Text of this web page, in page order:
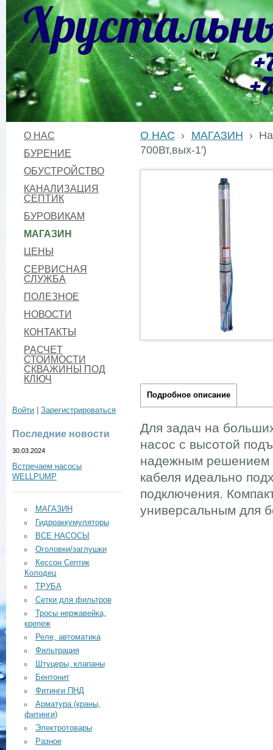
О НАС
БУРЕНИЕ
ОБУСТРОЙСТВО
КАНАЛИЗАЦИЯ
СЕПТИК
БУРОВИКАМ
МАГАЗИН
ЦЕНЫ
СЕРВИСНАЯ
СЛУЖБА
ПОЛЕЗНОЕ
НОВОСТИ
КОНТАКТЫ
РАСЧЕТ
СТОИМОСТИ
СКВАЖИНЫ ПОД
КЛЮЧ
Войти Зарегистрироваться
Последние новости
30.03.2024
Встречаем насосы
WELLPUMP
МАГАЗИН
Гидроаккумуляторы
ВСЕ НАСОСЫ
Оголовки/заглушки
Кессон Септик
Колодец
ТРУБА
Сетки для фильтров
Тросы нержавейка,
крепеж
Реле, автоматика
Фильтрация
Штуцеры, клапаны
Бентонит
Фитинги ПНД
Арматура (краны,
фитинги)
Электротовары
Разное
О НАС › МАГАЗИН ›
700Вт,вых-1')
Подробное описание
Для задач на
насос с высотой
надежным решением
кабеля идеально
подключения.
универсальным для